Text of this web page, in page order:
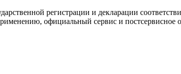
регистрации и декларации
официальный сервис и постсервисное